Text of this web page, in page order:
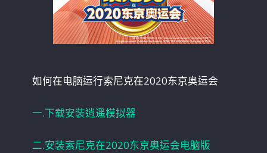
如何在电脑运行索尼克在2020东京奥运会
一.下载安装逍遥模拟器
二.安装索尼克在2020东京奥运会电脑版